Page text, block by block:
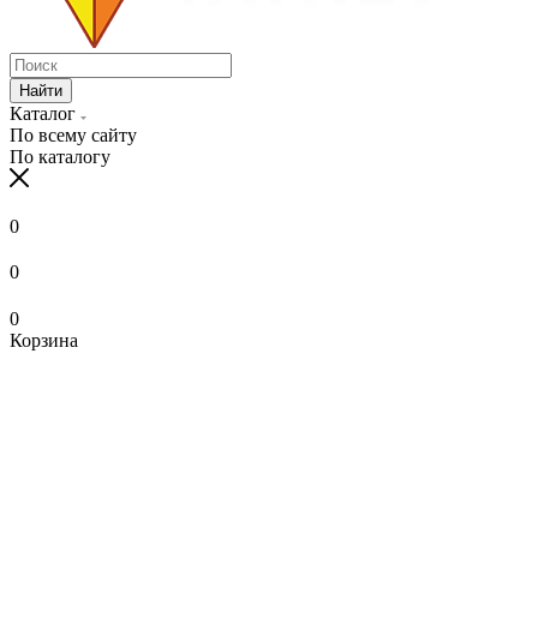
Найти
Каталог
По всему сайту
По каталогу
0
0
0
Корзина